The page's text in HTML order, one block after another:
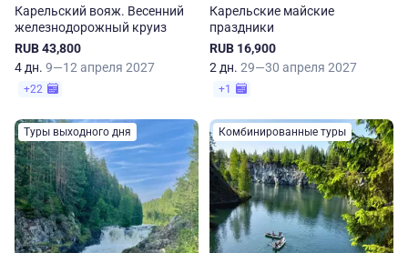
Карельский вояж. Весенний
железнодорожный круиз
RUB 43,800
4 дн. 9—12 апреля 2027
+22
Карельские майские
праздники
RUB 16,900
2 дн. 29—30 апреля 2027
+1
Туры выходного дня Комбинированные туры